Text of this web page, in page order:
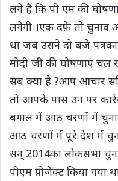
लगे हैं कि पी एम की
लगेगी ।एक दफ़े तो चुनाव
था जब उसने दो बजे
मोदी जी की घोषणाएं चल
सब क्या है ?आप आचार
तो आपके पास उन पर
बंगाल में आठ चरणों में
आठ चरणों में पूरे देश में
सन् 2014का लोकसभा
पीएम प्रोजेक्ट किया गया